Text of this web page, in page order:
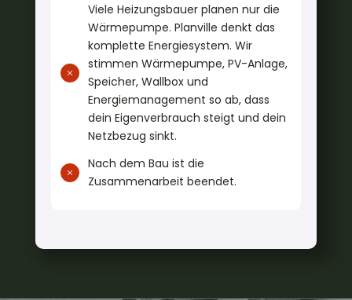
M
Viele Heizungsbauer planen nur die
Wärmepumpe. Planville denkt das
komplette Energiesystem. Wir
stimmen Wärmepumpe, PV-Anlage,
Speicher, Wallbox und
Energiemanagement so ab, dass
dein Eigenverbrauch steigt und dein
Netzbezug sinkt.
M
Nach dem Bau ist die
Zusammenarbeit beendet.